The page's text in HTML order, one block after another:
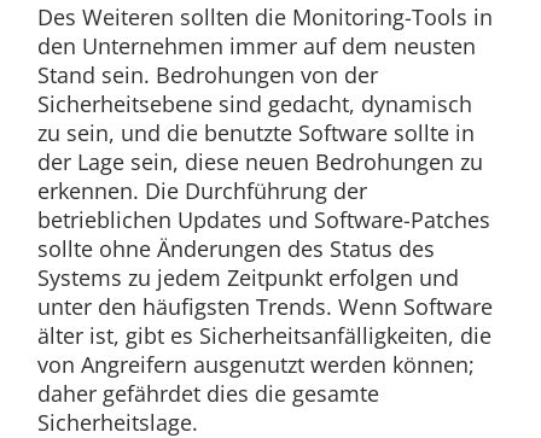
Des Weiteren sollten die Monitoring-Tools in
den Unternehmen immer auf dem neusten
Stand sein. Bedrohungen von der
Sicherheitsebene sind gedacht, dynamisch
zu sein, und die benutzte Software sollte in
der Lage sein, diese neuen Bedrohungen zu
erkennen. Die Durchführung der
betrieblichen Updates und Software-Patches
sollte ohne Änderungen des Status des
Systems zu jedem Zeitpunkt erfolgen und
unter den häufigsten Trends. Wenn Software
älter ist, gibt es Sicherheitsanfälligkeiten, die
von Angreifern ausgenutzt werden können;
daher gefährdet dies die gesamte
Sicherheitslage.